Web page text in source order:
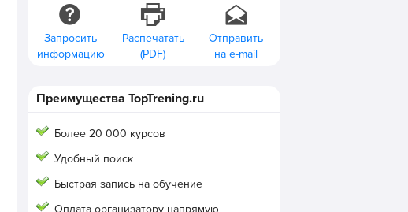
Запросить
информацию
Распечатать
(PDF)
Отправить
на e-mail
Преимущества TopTrening.ru
Более 20 000 курсов
Удобный поиск
Быстрая запись на обучение
Оплата организатору напрямую